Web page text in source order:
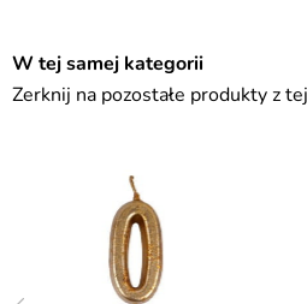
W tej samej kategorii
Zerknij na pozostałe produkty z